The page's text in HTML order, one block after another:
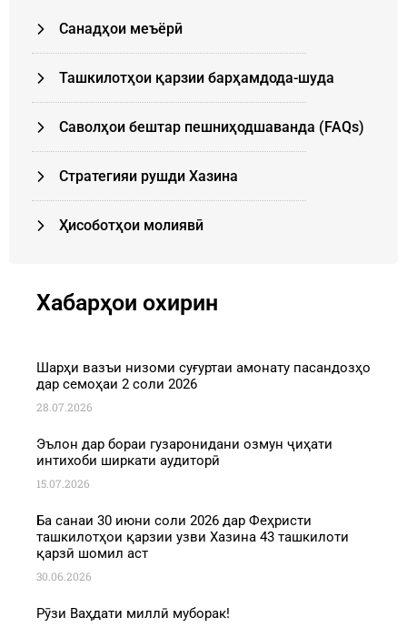
Санадҳои меъёрӣ
Ташкилотҳои қарзии барҳамдода-шуда
Cаволҳои бештар пешниҳодшаванда (FAQs)
Стратегияи рушди Хазина
Ҳисоботҳои молиявӣ
Хабарҳои охирин
Шарҳи вазъи низоми суғуртаи амонату пасандозҳо
дар семоҳаи 2 соли 2026
28.07.2026
Эълон дар бораи гузаронидани озмун ҷиҳати
интихоби ширкати аудиторӣ
15.07.2026
Ба санаи 30 июни соли 2026 дар Феҳристи
ташкилотҳои қарзии узви Хазина 43 ташкилоти
қарзӣ шомил аст
30.06.2026
Рӯзи Ваҳдати миллӣ муборак!